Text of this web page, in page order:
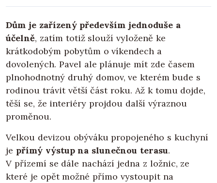
Dům je zařízený především jednoduše a
účelně, zatím totiž slouží vyloženě ke
krátkodobým pobytům o víkendech a
dovolených. Pavel ale plánuje mít zde časem
plnohodnotný druhý domov, ve kterém bude s
rodinou trávit větší část roku. Až k tomu dojde,
těší se, že interiéry projdou další výraznou
proměnou.
Velkou devizou obýváku propojeného s kuchyní
je přímý výstup na slunečnou terasu.
V přízemí se dále nachází jedna z ložnic, ze
které je opět možné přímo vystoupit na